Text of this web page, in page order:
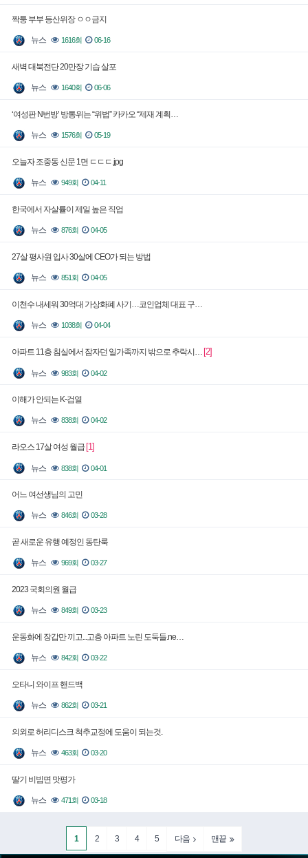
짝퉁 부부 등산위장 ㅇㅇ금지
뉴스 1616회 06-16
새벽 대북전단 20만장 기습 살포
뉴스 1640회 06-06
‘여성판 N번방’ 방통위는 “위법” 카카오 “제재 계획…
뉴스 1576회 05-19
오늘자 조중동 신문 1면 ㄷㄷㄷ.jpg
뉴스 949회 04-11
한국에서 자살률이 제일 높은 직업
뉴스 876회 04-05
27살 평사원 입사 30살에 CEO가 되는 방법
뉴스 851회 04-05
이천수 내세워 30억대 가상화폐 사기…코인업체 대표 구…
뉴스 1038회 04-04
아파트 11층 침실에서 잠자던 일가족까지 밖으로 추락시… [2]
뉴스 983회 04-02
이해가 안되는 K-검열
뉴스 838회 04-02
라오스 17살 여성 월급 [1]
뉴스 838회 04-01
어느 여선생님의 고민
뉴스 846회 03-28
곧 새로운 유행 예정인 동탄룩
뉴스 969회 03-27
2023 국회의원 월급
뉴스 849회 03-23
운동화에 장갑만 끼고...고층 아파트 노린 도둑들.ne…
뉴스 842회 03-22
오타니 와이프 핸드백
뉴스 862회 03-21
의외로 허리디스크 척추교정에 도움이 되는것.
뉴스 463회 03-20
딸기 비빔면 맛평가
뉴스 471회 03-18
1 2 3 4 5 다음 맨끝